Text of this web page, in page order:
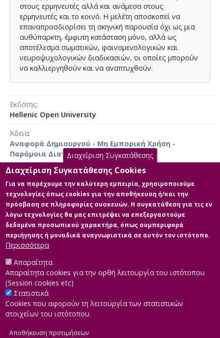
στους ερμηνευτές αλλά και ανάμεσα στους
ερμηνευτές και το κοινό. Η μελέτη αποσκοπεί να
επαναπροσδιορίσει τη σκηνική παρουσία όχι ως μια
αυθύπαρκτη, έμφυτη κατάσταση μόνο, αλλά ως
αποτέλεσμα σωματικών, φαινομενολογικών και
νευροψυχολογικών διαδικασιών, οι οποίες μπορούν
να καλλιεργηθούν και να αναπτυχθούν.
Εκδότης
Hellenic Open University
Άδεια
Αναφορά Δημιουργού - Μη Εμπορική Χρήση -
Παρόμοια Διανομή 4.0 Διεθνές
Κύρια Αρχεία Διατριβής
Full text
Περιγραφή: Γιώργος Παπαπαύλου-
Διπλωματική Εργασία_19.06.2025
Διαχείριση Συγκατάθεσης
Διαχείριση Συγκατάθεσης Cookies
Για να παρέχουμε την καλύτερη εμπειρία, χρησιμοποιούμε
τεχνολογίες όπως cookies για την αποθήκευση ή/και την
πρόσβαση σε πληροφορίες συσκευών. Η συγκατάθεση για τις εν
λόγω τεχνολογίες θα μας επιτρέψει να επεξεργαστούμε
δεδομένα προσωπικού χαρακτήρα, όπως συμπεριφορά
περιήγησης ή μοναδικά αναγνωριστικά σε αυτόν τον ιστότοπο.
Περισσότερα
Απαραίτητα
Απαραίτητα cookies για την ορθή λειτουργία του ιστότοπου
(Session cookies etc)
Στατιστικά
Cookies που αφορούν τη λειτουργία των στατιστικών
στοιχείων του ιστότοπου.
Αποθήκευση προτιμήσεων